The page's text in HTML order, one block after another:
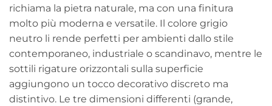
richiama la pietra naturale, ma con una finitura
molto più moderna e versatile. Il colore grigio
neutro li rende perfetti per ambienti dallo stile
contemporaneo, industriale o scandinavo, mentre le
sottili rigature orizzontali sulla superficie
aggiungono un tocco decorativo discreto ma
distintivo. Le tre dimensioni differenti (grande,